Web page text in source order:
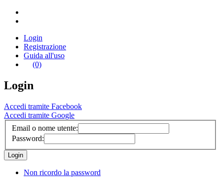
Login
Registrazione
Guida all'uso
(0)
Login
Accedi tramite Facebook
Accedi tramite Google
Email o nome utente:
Password:
Non ricordo la password